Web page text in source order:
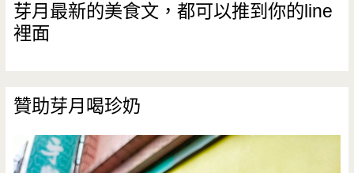
芽月最新的美食文，都可以推到你的line
裡面
贊助芽月喝珍奶